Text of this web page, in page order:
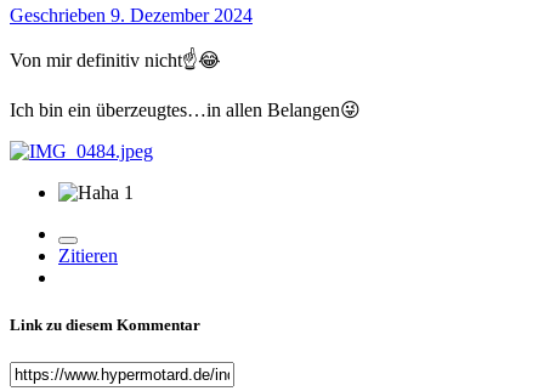
Geschrieben 9. Dezember 2024
Von mir definitiv nicht☝️😂
Ich bin ein überzeugtes…in allen Belangen😜
1
Zitieren
Link zu diesem Kommentar